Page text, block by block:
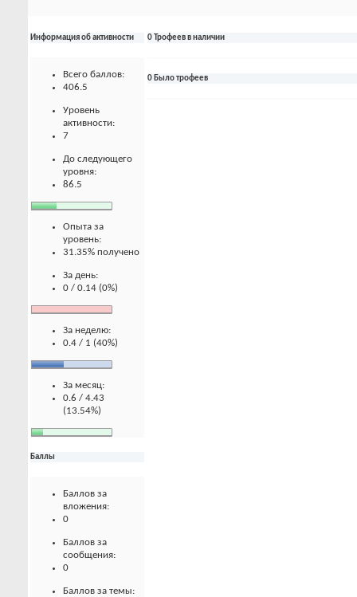
Информация об активности
Всего баллов:
406.5
Уровень
активности:
7
До следующего
уровня:
86.5
Опыта за
уровень:
31.35% получено
За день:
0 / 0.14 (0%)
За неделю:
0.4 / 1 (40%)
За месяц:
0.6 / 4.43
(13.54%)
Баллы
Баллов за
вложения:
0
Баллов за
сообщения:
0
Баллов за темы:
0 Трофеев в наличии
0 Было трофеев